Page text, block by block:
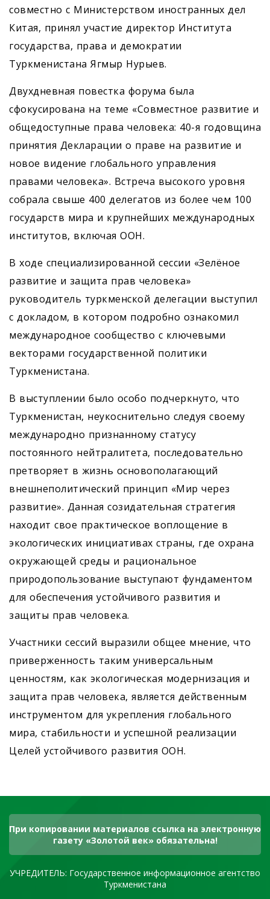
совместно с Министерством иностранных дел
Китая, принял участие директор Института
государства, права и демократии
Туркменистана Ягмыр Нурыев.
Двухдневная повестка форума была
сфокусирована на теме «Совместное развитие и
общедоступные права человека: 40-я годовщина
принятия Декларации о праве на развитие и
новое видение глобального управления
правами человека». Встреча высокого уровня
собрала свыше 400 делегатов из более чем 100
государств мира и крупнейших международных
институтов, включая ООН.
В ходе специализированной сессии «Зелёное
развитие и защита прав человека»
руководитель туркменской делегации выступил
с докладом, в котором подробно ознакомил
международное сообщество с ключевыми
векторами государственной политики
Туркменистана.
В выступлении было особо подчеркнуто, что
Туркменистан, неукоснительно следуя своему
международно признанному статусу
постоянного нейтралитета, последовательно
претворяет в жизнь основополагающий
внешнеполитический принцип «Мир через
развитие». Данная созидательная стратегия
находит свое практическое воплощение в
экологических инициативах страны, где охрана
окружающей среды и рациональное
природопользование выступают фундаментом
для обеспечения устойчивого развития и
защиты прав человека.
Участники сессий выразили общее мнение, что
приверженность таким универсальным
ценностям, как экологическая модернизация и
защита прав человека, является действенным
инструментом для укрепления глобального
мира, стабильности и успешной реализации
Целей устойчивого развития ООН.
При копировании материалов ссылка на электронную
газету «Золотой век» обязательна!
УЧРЕДИТЕЛЬ: Государственное информационное агентство
Туркменистана